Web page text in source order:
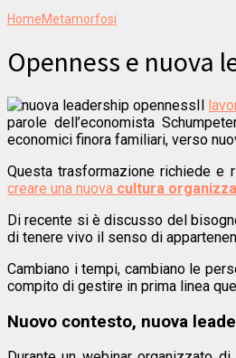
HomeMetamorfosi
Openness e nuova
Il
parole dell’economista
economici finora familiari, verso
Questa trasformazione richiede
creare una nuova cultura
Di recente si è discusso del
di tenere vivo il senso di
Cambiano i tempi, cambiano le
compito di gestire in prima linea
Nuovo contesto, nuova